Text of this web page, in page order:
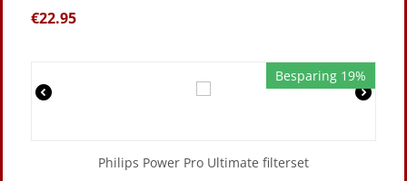
€22.95
Besparing 19%
Philips Power Pro Ultimate filterset